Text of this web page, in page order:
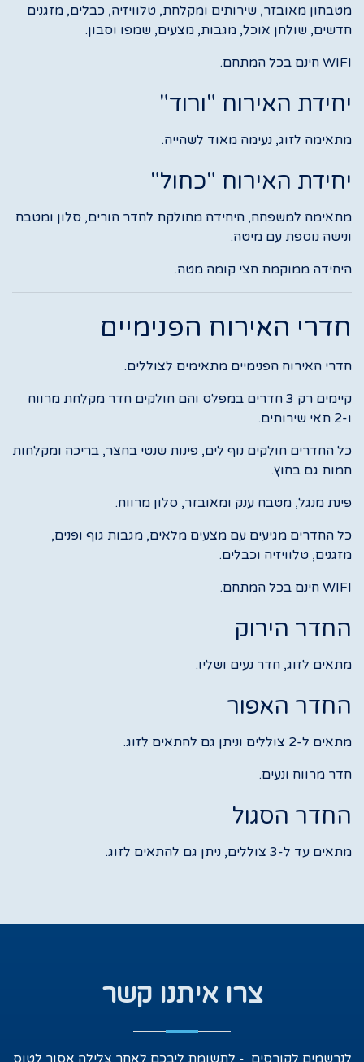
מטבחון מאובזר, שירותים ומקלחת, טלוויזיה, כבלים, מזגנים
חדשים, שולחן אוכל, מגבות, מצעים, שמפו וסבון.
WIFI חינם בכל המתחם.
יחידת האירוח "ורוד"
מתאימה לזוג, נעימה מאוד לשהייה.
יחידת האירוח "כחול"
מתאימה למשפחה, היחידה מחולקת לחדר הורים, סלון ומטבח
ונישה נוספת עם מיטה.
היחידה ממוקמת חצי קומה מטה.
חדרי האירוח הפנימיים
חדרי האירוח הפנימיים מתאימים לצוללים.
קיימים רק 3 חדרים במפלס והם חולקים חדר מקלחת מרווח
ו-2 תאי שירותים.
כל החדרים חולקים נוף לים, פינות שנטי בחצר, בריכה ומקלחות
חמות גם בחוץ.
פינת מנגל, מטבח ענק ומאובזר, סלון מרווח.
כל החדרים מגיעים עם מצעים מלאים, מגבות גוף ופנים,
מזגנים, טלוויזיה וכבלים.
WIFI חינם בכל המתחם.
החדר הירוק
מתאים לזוג, חדר נעים ושליו.
החדר האפור
מתאים ל-2 צוללים וניתן גם להתאים לזוג.
חדר מרווח ונעים.
החדר הסגול
מתאים עד ל-3 צוללים, ניתן גם להתאים לזוג.
צרו איתנו קשר
לנרשמים לקורסים - לתשומת ליבכם לאחר צלילה אסור לטוס